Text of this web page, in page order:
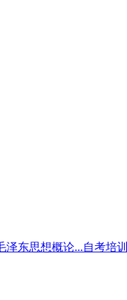
泽东思想概论...自考培